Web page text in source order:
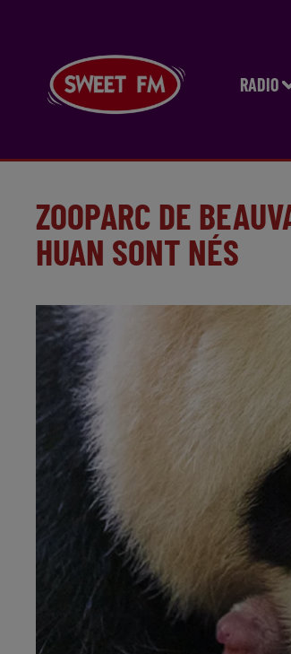
RADIO
ZOOPARC DE
HUAN SONT NÉS